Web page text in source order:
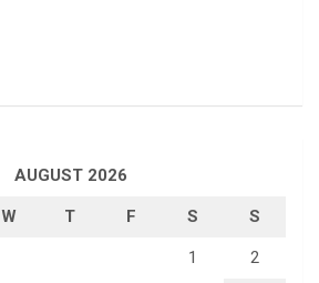
AUGUST 2026
W T F S S
1 2